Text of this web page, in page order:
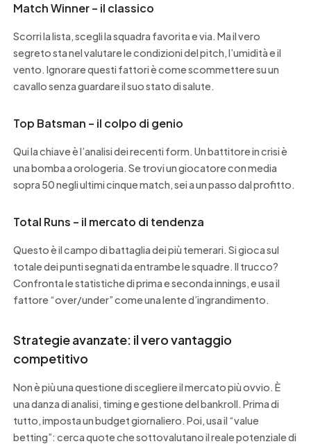
Match Winner – il classico
Scorri la lista, scegli la squadra favorita e via. Ma il vero
segreto sta nel valutare le condizioni del pitch, l’umidità e il
vento. Ignorare questi fattori è come scommettere su un
cavallo senza guardare il suo stato di salute.
Top Batsman – il colpo di genio
Qui la chiave è l’analisi dei recenti form. Un battitore in crisi è
una bomba a orologeria. Se trovi un giocatore con media
sopra 50 negli ultimi cinque match, sei a un passo dal profitto.
Total Runs – il mercato di tendenza
Questo è il campo di battaglia dei più temerari. Si gioca sul
totale dei punti segnati da entrambe le squadre. Il trucco?
Confronta le statistiche di prima e seconda innings, e usa il
fattore “over/under” come una lente d’ingrandimento.
Strategie avanzate: il vero vantaggio
competitivo
Non è più una questione di scegliere il mercato più ovvio. È
una danza di analisi, timing e gestione del bankroll. Prima di
tutto, imposta un budget giornaliero. Poi, usa il “value
betting”: cerca quote che sottovalutano il reale potenziale di